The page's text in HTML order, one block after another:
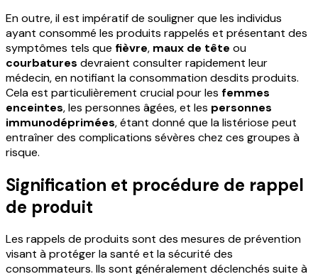
En outre, il est impératif de souligner que les individus
ayant consommé les produits rappelés et présentant des
symptômes tels que fièvre, maux de tête ou
courbatures devraient consulter rapidement leur
médecin, en notifiant la consommation desdits produits.
Cela est particulièrement crucial pour les femmes
enceintes, les personnes âgées, et les personnes
immunodéprimées, étant donné que la listériose peut
entraîner des complications sévères chez ces groupes à
risque.
Signification et procédure de rappel
de produit
Les rappels de produits sont des mesures de prévention
visant à protéger la santé et la sécurité des
consommateurs. Ils sont généralement déclenchés suite à